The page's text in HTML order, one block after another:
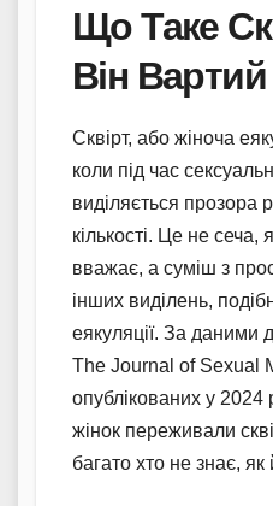
Що Таке
Він
Сквірт, або жіноча
коли під час
виділяється прозора
кількості. Це не
вважає, а суміш з
інших виділень,
еякуляції. За даними
The Journal of Sexual
опублікованих у 2024
жінок переживали
багато хто не знає, як